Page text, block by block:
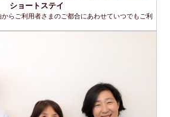
ショートステイ
らご利用者さまのご都合にあわせていつでもご利